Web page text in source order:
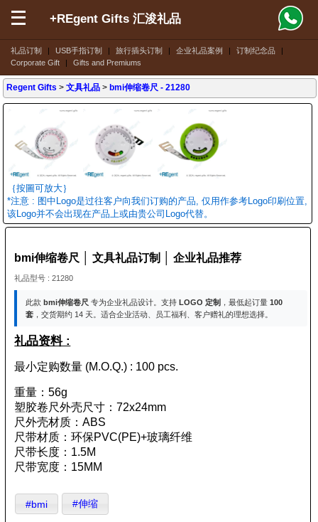
礼品订制 | USB手指订制 | 旅行插头订制 | 企业礼品案例 | 订制纪念品
|
Corporate Gift
| Gifts and Premiums
+REgent Gifts 汇浚礼品
Regent Gifts >文具礼品 > bmi伸缩卷尺 - 21280
｛按圖可放大｝
*注意 : 图中Logo是过往客户向我们订购的产品, 仅用作参考Logo印刷位置,
该Logo并不会出现在产品上或由贵公司Logo代替。
bmi伸缩卷尺 │ 文具礼品订制 │ 企业礼品推荐
礼品型号 : 21280
此款 bmi伸缩卷尺 专为企业礼品设计。支持 LOGO 定制 ，最低起订量 100
套，交货期约 14 天。适合企业活动、员工福利、客户赠礼的理想选择。
礼品资料 :
最小定购数量 (M.O.Q.) : 100 pcs.
重量：56g
塑胶卷尺外壳尺寸：72x24mm
尺外壳材质：ABS
尺带材质：环保PVC(PE)+玻璃纤维
尺带长度：1.5M
尺带宽度：15MM
#bmi #伸缩